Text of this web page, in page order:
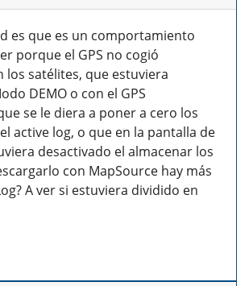
es que es un comportamiento
porque el GPS no cogió
los satélites, que estuviera
DEMO o con el GPS
se le diera a poner a cero los
active log, o que en la pantalla de
desactivado el almacenar los
con MapSource hay más
A ver si estuviera dividido en